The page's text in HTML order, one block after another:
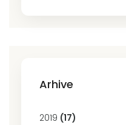
Arhive
2019 (17)